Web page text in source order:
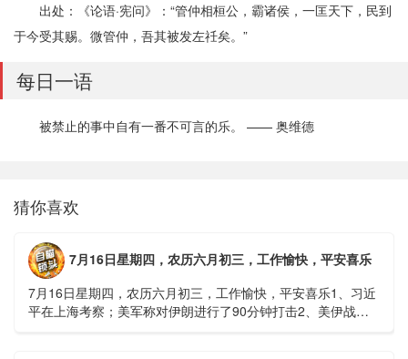
出处：《论语·宪问》：“管仲相桓公，霸诸侯，一匡天下，民到
于今受其赐。微管仲，吾其被发左祍矣。”
每日一语
被禁止的事中自有一番不可言的乐。 —— 奥维德
猜你喜欢
7月16日星期四，农历六月初三，工作愉快，平安喜乐
7月16日星期四，农历六月初三，工作愉快，平安喜乐1、习近
平在上海考察；美军称对伊朗进行了90分钟打击2、美伊战争